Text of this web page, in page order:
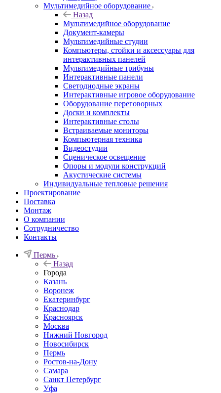
Мультимедийное оборудование
Назад
Мультимедийное оборудование
Документ-камеры
Мультимедийные студии
Компьютеры, стойки и аксессуары для
интерактивных панелей
Мультимедийные трибуны
Интерактивные панели
Светодиодные экраны
Интерактивные игровое оборудование
Оборудование переговорных
Доски и комплекты
Интерактивные столы
Встраиваемые мониторы
Компьютерная техника
Видеостудии
Cценическое освещение
Опоры и модули конструкций
Акустические системы
Индивидуальные тепловые решения
Проектирование
Поставка
Монтаж
О компании
Сотрудничество
Контакты
Пермь
Назад
Города
Казань
Воронеж
Екатеринбург
Краснодар
Красноярск
Москва
Нижний Новгород
Новосибирск
Пермь
Ростов-на-Дону
Самара
Санкт Петербург
Уфа